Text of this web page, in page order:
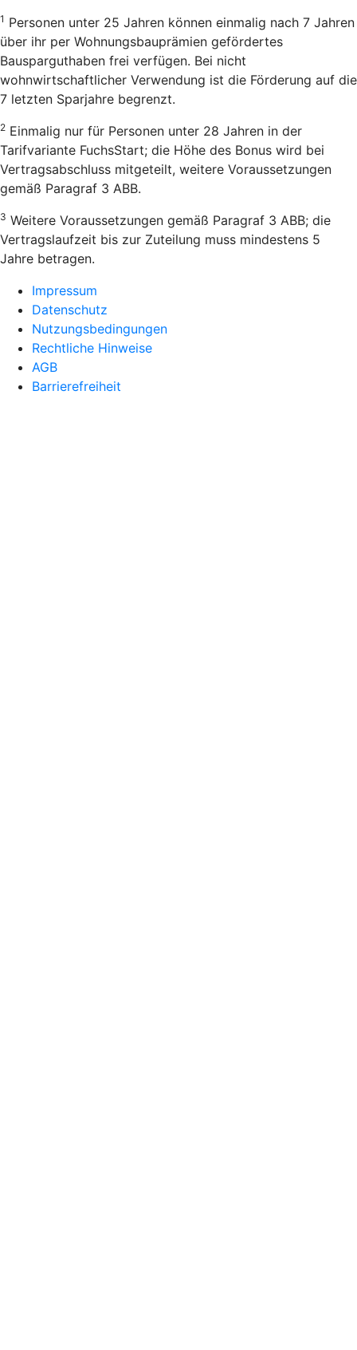
1 Personen unter 25 Jahren können einmalig nach 7 Jahren
über ihr per Wohnungsbauprämien gefördertes
Bausparguthaben frei verfügen. Bei nicht
wohnwirtschaftlicher Verwendung ist die Förderung auf die
7 letzten Sparjahre begrenzt.
2 Einmalig nur für Personen unter 28 Jahren in der
Tarifvariante FuchsStart; die Höhe des Bonus wird bei
Vertragsabschluss mitgeteilt, weitere Voraussetzungen
gemäß Paragraf 3 ABB.
3 Weitere Voraussetzungen gemäß Paragraf 3 ABB; die
Vertragslaufzeit bis zur Zuteilung muss mindestens 5
Jahre betragen.
Impressum
Datenschutz
Nutzungsbedingungen
Rechtliche Hinweise
AGB
Barrierefreiheit